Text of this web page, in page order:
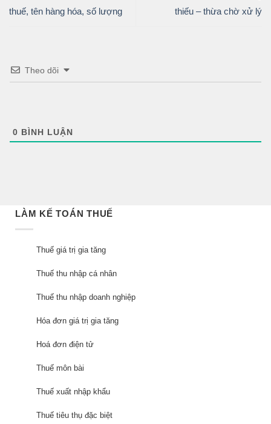
thuế, tên hàng hóa, số lượng
thiếu – thừa chờ xử lý
Theo dõi
0 BÌNH LUẬN
LÀM KẾ TOÁN THUẾ
Thuế giá trị gia tăng
Thuế thu nhập cá nhân
Thuế thu nhập doanh nghiệp
Hóa đơn giá trị gia tăng
Hoá đơn điện tử
Thuế môn bài
Thuế xuất nhập khẩu
Thuế tiêu thụ đặc biệt